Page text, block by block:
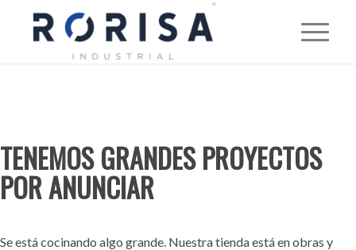
TENEMOS GRANDES PROYECTOS
POR ANUNCIAR
Se está cocinando algo grande. Nuestra tienda está en obras y